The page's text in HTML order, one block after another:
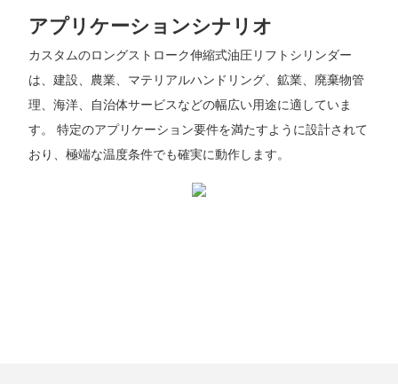
アプリケーションシナリオ
カスタムのロングストローク伸縮式油圧リフトシリンダー
は、建設、農業、マテリアルハンドリング、鉱業、廃棄物管
理、海洋、自治体サービスなどの幅広い用途に適していま
す。 特定のアプリケーション要件を満たすように設計されて
おり、極端な温度条件でも確実に動作します。